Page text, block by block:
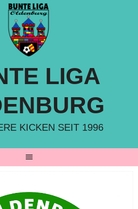
LIGA
KICKEN SEIT 1996